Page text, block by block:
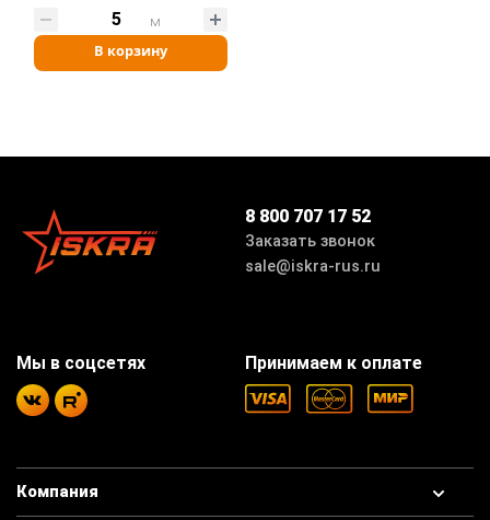
В корзину
м
8 800 707 17 52
Заказать звонок
sale@iskra-rus.ru
Компания
Принимаем к оплате
Мы в соцсетях